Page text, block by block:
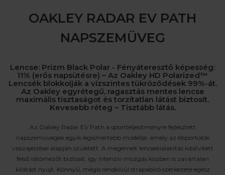
OAKLEY RADAR EV PATH
NAPSZEMÜVEG
Lencse: Prizm Black Polar - Fényáteresztő képesség:
11% (erős napsütésre) – Az Oakley HD Polarized™
Lencsék blokkolják a vízszintes tükröződések 99%-át.
Az Oakley egyrétegű, ragasztás mentes lencse
maximális tisztaságot és torzítatlan látást biztosít.
Kevesebb réteg – Tisztább látás.
Az Oakley Radar EV Path a sportteljesítményre fejlesztett
napszemüvegek egyik legismertebb modellje, amely az élsportolók
visszajelzései alapján született. A megemelt lencsekialakítás kibővített
felső látómezőt biztosít, így intenzív mozgás közben is zavartalan
kilátást nyújt. Könnyű, mégis rendkívül strapabíró szerkezete egész